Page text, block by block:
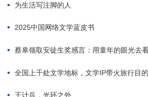
为生活写注脚的人
2025中国网络文学蓝皮书
蔡皋领取安徒生奖感言：用童年的眼光去
全国上千处文学地标，文学IP带火旅行目
王计兵，光环之外